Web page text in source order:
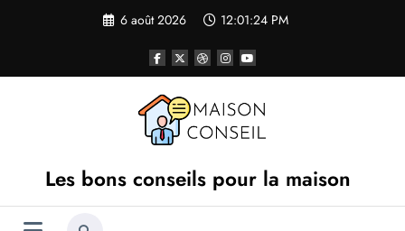
6 août 2026 12:01:24 PM
Les bons conseils pour la maison